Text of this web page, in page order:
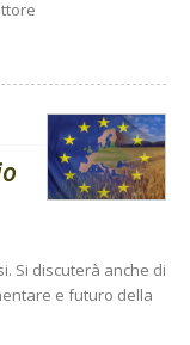
Si discuterà anche di
e futuro della